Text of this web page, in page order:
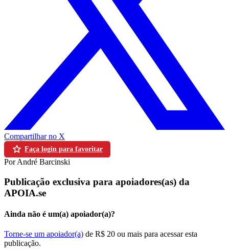
Compartilhar no X
Faça login para favoritar
Por André Barcinski
Publicação exclusiva para apoiadores(as) da
APOIA.se
Ainda não é um(a) apoiador(a)?
Torne-se um apoiador(a) de R$ 20 ou mais para acessar esta
publicação.